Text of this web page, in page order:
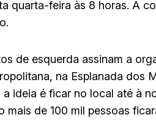
quarta-feira às 8 horas. A
de esquerda assinam a
na Esplanada dos
ideia é ficar no local até à
mais de 100 mil pessoas